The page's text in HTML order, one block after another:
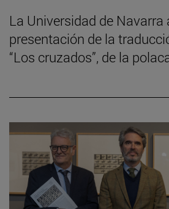
La Universidad de Navarra
presentación de la
“Los cruzados”, de la